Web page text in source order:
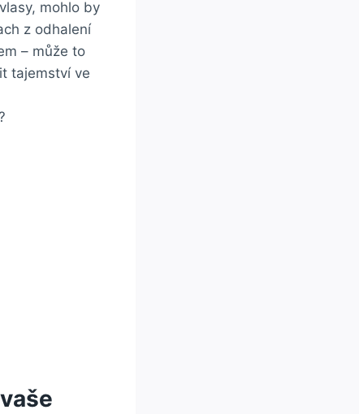
mohlo by
z odhalení
– může to​
tajemství ve